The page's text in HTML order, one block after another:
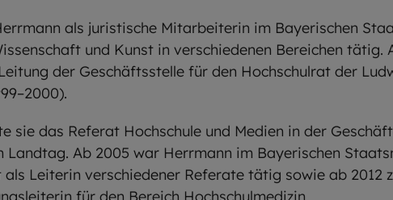
als juristische Mitarbeiterin im Bayerischen
und Kunst in verschiedenen Bereichen tätig.
der Geschäftsstelle für den Hochschulrat der
sie das Referat Hochschule und Medien in der
Landtag. Ab 2005 war Herrmann im Bayerischen
Leiterin verschiedener Referate tätig sowie ab 2012